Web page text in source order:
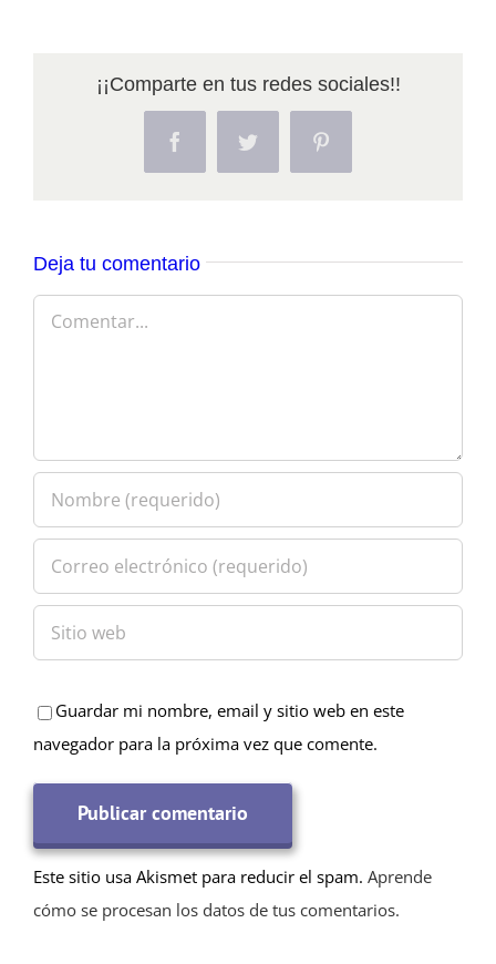
¡¡Comparte en tus redes sociales!!
Facebook Twitter
Deja tu comentario
Comentar
Guardar mi nombre, email y sitio web en este
navegador para la próxima vez que comente.
Este sitio usa Akismet para reducir el spam. Aprende
cómo se procesan los datos de tus comentarios.